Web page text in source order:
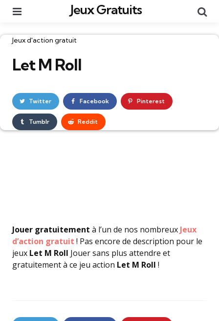
Jeux Gratuits
Catégories
Jeux d'action gratuit
Let M Roll
Twitter Facebook Pinterest
Tumblr Reddit
Jouer gratuitement à l’un de nos nombreux Jeux
d’action gratuit ! Pas encore de description pour le
jeux Let M Roll Jouer sans plus attendre et
gratuitement à ce jeu action Let M Roll !